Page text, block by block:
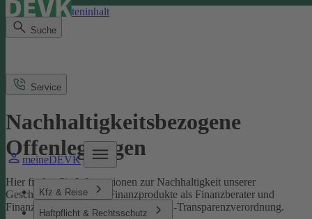
Direkt zum Seiteninhalt
Suche
meineDEVK
Kfz & Reise
Haftpflicht & Rechtsschutz
Service
Nachhaltigkeitsbezogene
Offenlegungen
Hier finden Sie Informationen zur Nachhaltigkeit unserer
Geschäftsprozesse und Finanzprodukte als Finanzberater und
Finanzmarktteilnehmer gemäß der EU-Transparenzverordnung.